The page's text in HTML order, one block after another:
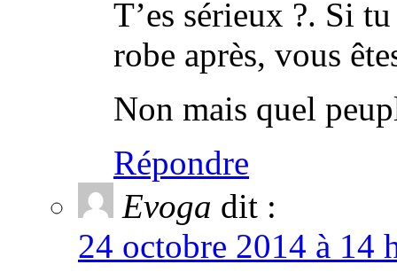
T’es sérieux ?. Si
robe après, vous
Non mais quel
Répondre
Evoga dit :
24 octobre 2014 à 14